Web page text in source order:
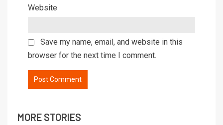
Website
Save my name, email, and website in this
browser for the next time I comment.
MORE STORIES